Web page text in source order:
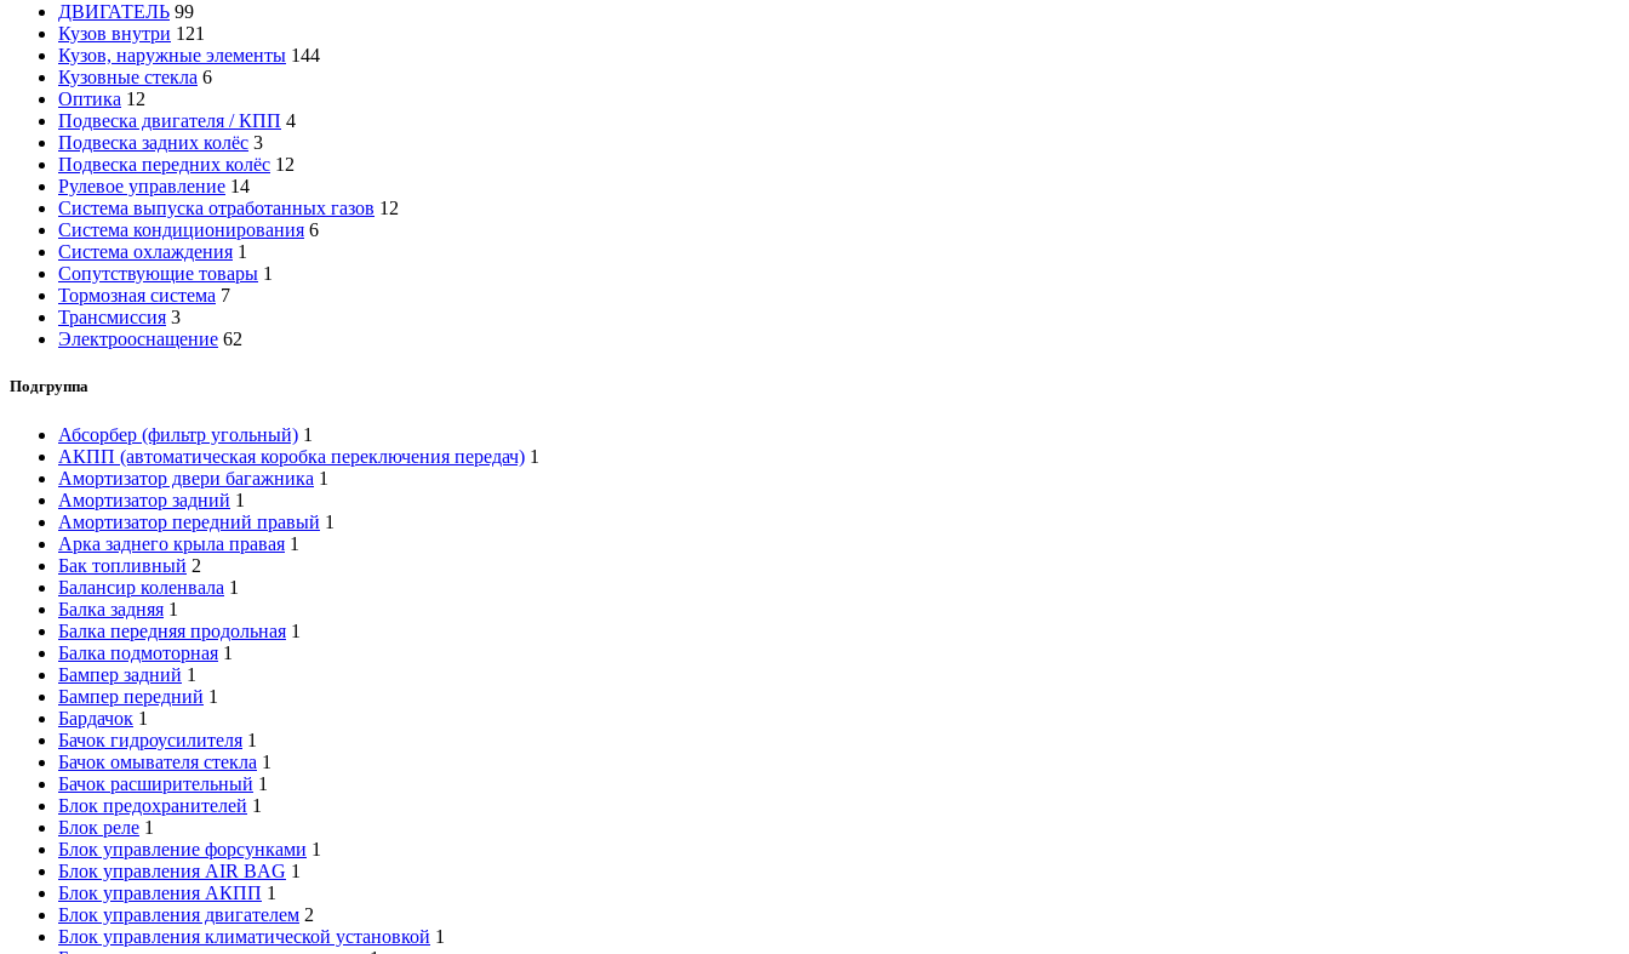
ДВИГАТЕЛЬ 99
Кузов внутри 121
Кузов, наружные элементы 144
Кузовные стекла 6
Оптика 12
Подвеска двигателя / КПП 4
Подвеска задних колёс 3
Подвеска передних колёс 12
Рулевое управление 14
Система выпуска отработанных газов 12
Система кондиционирования 6
Система охлаждения 1
Сопутствующие товары 1
Тормозная система 7
Трансмиссия 3
Электрооснащение 62
Подгруппа
Абсорбер (фильтр угольный) 1
АКПП (автоматическая коробка переключения передач) 1
Амортизатор двери багажника 1
Амортизатор задний 1
Амортизатор передний правый 1
Арка заднего крыла правая 1
Бак топливный 2
Балансир коленвала 1
Балка задняя 1
Балка передняя продольная 1
Балка подмоторная 1
Бампер задний 1
Бампер передний 1
Бардачок 1
Бачок гидроусилителя 1
Бачок омывателя стекла 1
Бачок расширительный 1
Блок предохранителей 1
Блок реле 1
Блок управление форсунками 1
Блок управления AIR BAG 1
Блок управления АКПП 1
Блок управления двигателем 2
Блок управления климатической установкой 1